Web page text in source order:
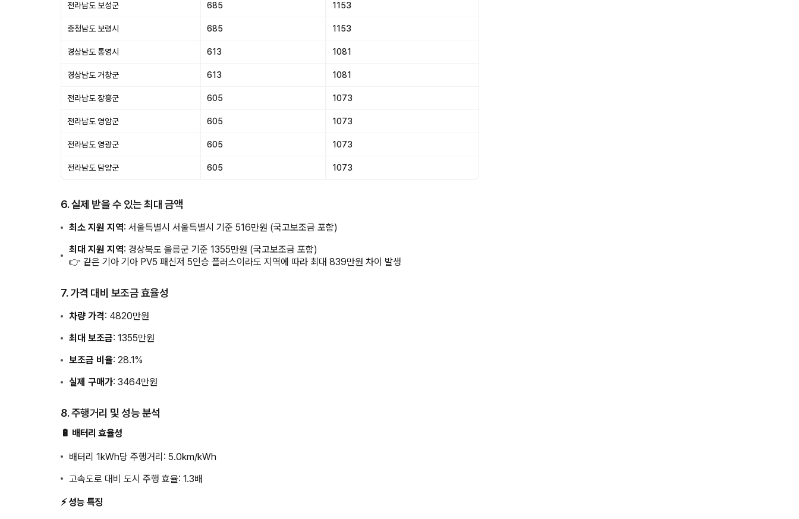
전라남도 보성군 685 1153
충청남도 보령시 685 1153
경상남도 통영시 613 1081
경상남도 거창군 613 1081
전라남도 장흥군 605 1073
전라남도 영암군 605 1073
전라남도 영광군 605 1073
전라남도 담양군 605 1073
6. 실제 받을 수 있는 최대 금액
최소 지원 지역: 서울특별시 서울특별시 기준 516만원 (국고보조금 포함)
최대 지원 지역: 경상북도 울릉군 기준 1355만원 (국고보조금 포함)
👉 같은 기아 기아 PV5 패신저 5인승 플러스이라도 지역에 따라 최대 839만원 차이 발생
7. 가격 대비 보조금 효율성
차량 가격: 4820만원
최대 보조금: 1355만원
보조금 비율: 28.1%
실제 구매가: 3464만원
8. 주행거리 및 성능 분석
🔋 배터리 효율성
배터리 1kWh당 주행거리: 5.0km/kWh
고속도로 대비 도시 주행 효율: 1.3배
⚡ 성능 특징